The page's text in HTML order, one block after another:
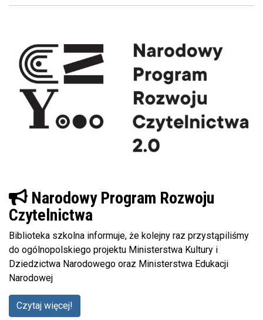
Narodowy Program Rozwoju
Czytelnictwa
Biblioteka szkolna informuje, że kolejny raz przystąpiliśmy
do ogólnopolskiego projektu Ministerstwa Kultury i
Dziedzictwa Narodowego oraz Ministerstwa Edukacji
Narodowej
Czytaj więcej!